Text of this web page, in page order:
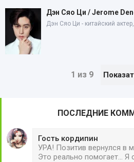
Дэн Сяо Ци / Jerome
Дэн Сяо Ци - китайский
1 из 9
ПОСЛЕДНИЕ
Гость кордипин
УРА! Позитив вернулся в
Это реально помогает... Я